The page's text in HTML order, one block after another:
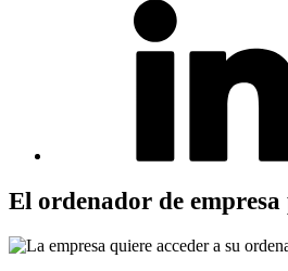
El ordenador de